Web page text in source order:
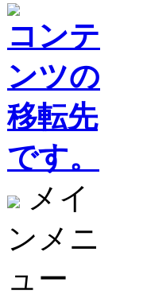
コンテ
ンツの
移転先
です。
メイ
ンメニ
ュー